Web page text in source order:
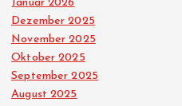
Januar 2026
Dezember 2025
November 2025
Oktober 2025
September 2025
August 2025